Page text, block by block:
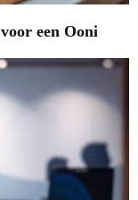
een Ooni